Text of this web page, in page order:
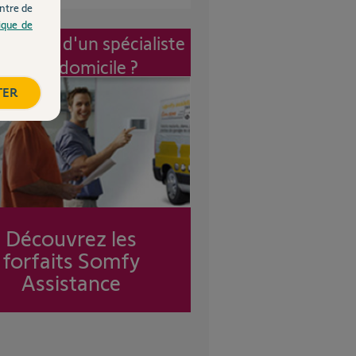
d'un spécialiste
à mon domicile ?
Découvrez les
forfaits Somfy
Assistance
de
de